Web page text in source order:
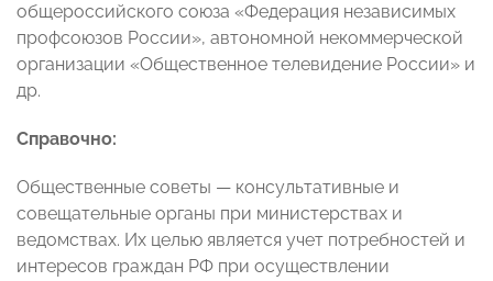
общероссийского союза «Федерация независимых
профсоюзов России», автономной некоммерческой
организации «Общественное телевидение России» и
др.
Справочно:
Общественные советы — консультативные и
совещательные органы при министерствах и
ведомствах. Их целью является учет потребностей и
интересов граждан РФ при осуществлении